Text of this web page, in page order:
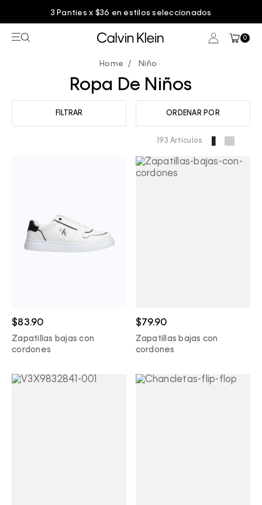
Entrega GRATIS en compras mayores a $75.00
0
Niño
Ropa De Niños
FILTRAR ORDENAR POR
193 Artículos
$83.90
Zapatillas bajas con
cordones
$79.90
Zapatillas bajas con
cordones